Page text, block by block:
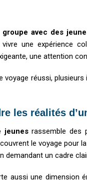
groupe avec des
vivre une expérience
une attention
voyage réussi,
les réalités
jeunesrassemble des
le voyage pour
demandant un cadre
aussi une dimension